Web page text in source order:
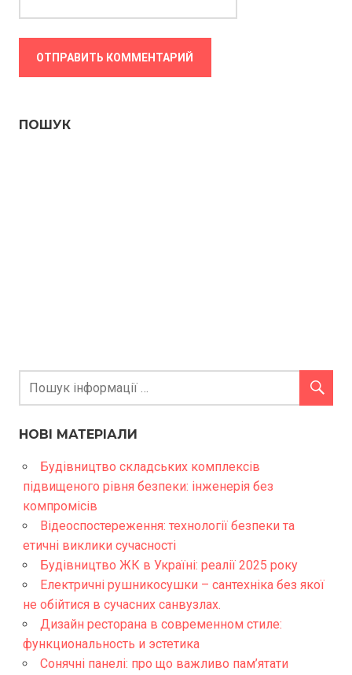
ПОШУК
НОВІ МАТЕРІАЛИ
Будівництво складських комплексів
підвищеного рівня безпеки: інженерія без
компромісів
Відеоспостереження: технології безпеки та
етичні виклики сучасності
Будівництво ЖК в Україні: реалії 2025 року
Електричні рушникосушки – сантехніка без якої
не обійтися в сучасних санвузлах.
Дизайн ресторана в современном стиле:
функциональность и эстетика
Сонячні панелі: про що важливо пам’ятати